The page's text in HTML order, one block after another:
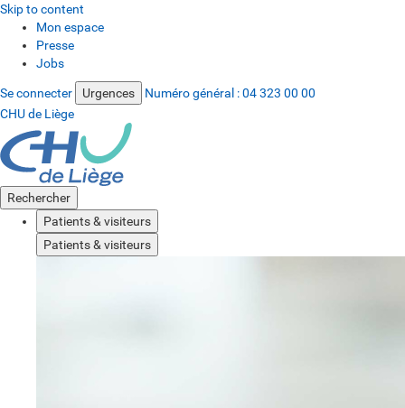
Skip to content
Mon espace
Presse
Jobs
Se connecter Urgences Numéro général :04 323 00 00
CHU de Liège
Rechercher
Patients & visiteurs
Patients & visiteurs